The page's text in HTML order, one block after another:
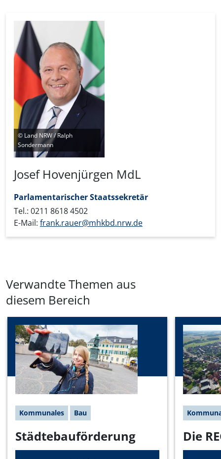
Die Zuständigkeit für
die Ruhr-Konferenz
liegt im
Ministerium für
Heimat, Kommunales,
Bau und
Digitalisierung
©Land NRW / Ralph
Sondermann
Josef Hovenjürgen MdL
Parlamentarischer Staatssekretär
Tel.: 0211 8618 4502
E-Mail:frank.rauer@mhkbd.nrw.de